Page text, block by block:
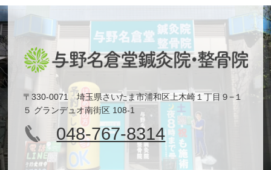
〒330-0071 埼玉県さいたま市浦和区上木崎１丁目９−１
５ グランデュオ南街区 108-1
048-767-8314